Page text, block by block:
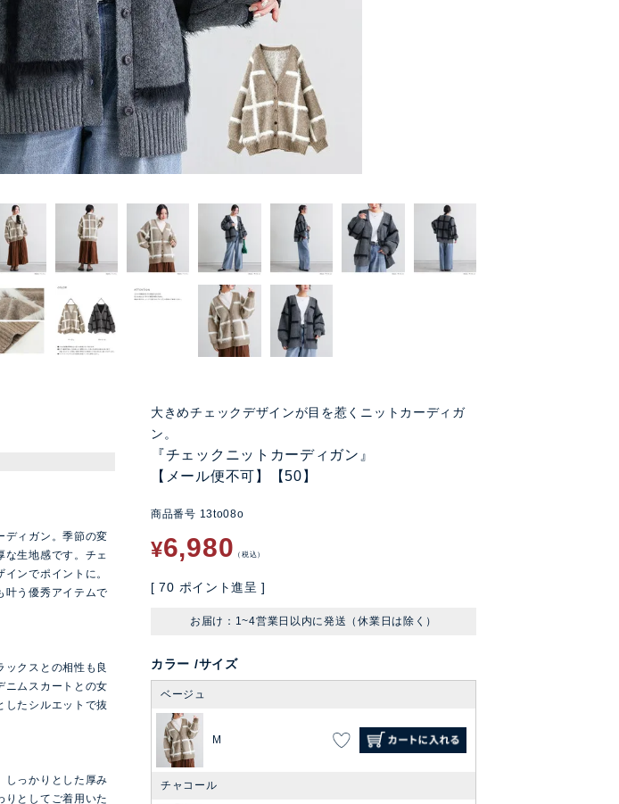
大きめチェックデザインが目を惹くニットカーディガ
ン。
『チェックニットカーディガン』
【メール便不可】【50】
商品番号 13to08o
¥6,980 税込
[ 70 ポイント進呈 ]
お届け：1~4営業日以内に発送（休業日は除く）
カラー サイズ
ベージュ
M
チャコール
ディガン。季節の変
な生地感です。チェ
ンでポイントに。
叶う優秀アイテムで
クスとの相性も良
ニムスカートとの女
したシルエットで抜
しっかりとした厚み
りとしてご着用いた